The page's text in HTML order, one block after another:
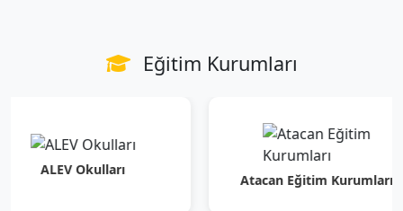
Eğitim Kurumları
Okulları
Atacan Eğitim Kurumları